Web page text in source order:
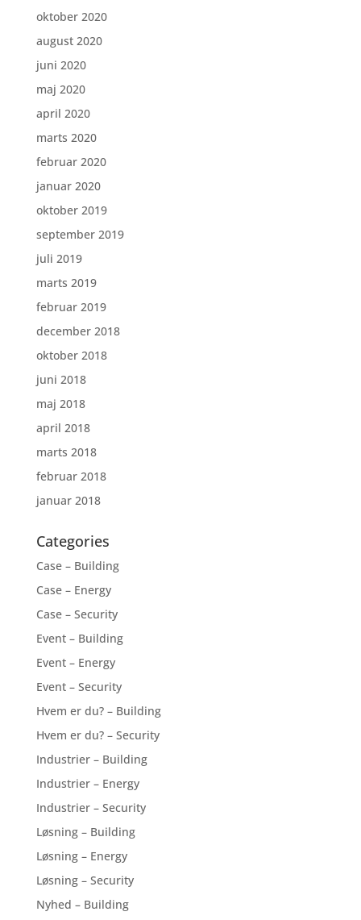
oktober 2020
august 2020
juni 2020
maj 2020
april 2020
marts 2020
februar 2020
januar 2020
oktober 2019
september 2019
juli 2019
marts 2019
februar 2019
december 2018
oktober 2018
juni 2018
maj 2018
april 2018
marts 2018
februar 2018
januar 2018
Categories
Case – Building
Case – Energy
Case – Security
Event – Building
Event – Energy
Event – Security
Hvem er du? – Building
Hvem er du? – Security
Industrier – Building
Industrier – Energy
Industrier – Security
Løsning – Building
Løsning – Energy
Løsning – Security
Nyhed – Building